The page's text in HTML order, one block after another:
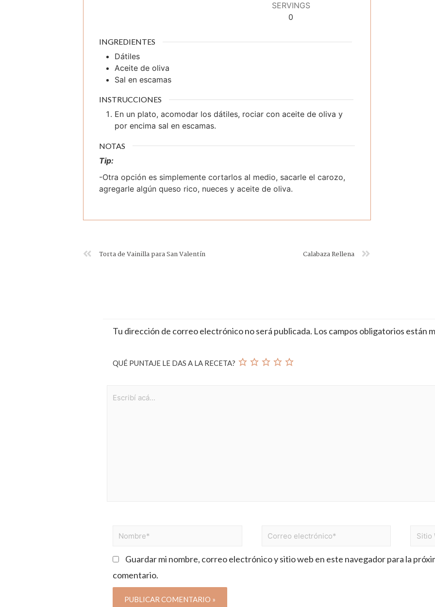
SERVINGS
0
INGREDIENTES
Dátiles
Aceite de oliva
Sal en escamas
INSTRUCCIONES
En un plato, acomodar los dátiles, rociar con aceite de oliva y
por encima sal en escamas.
NOTAS
Tip:
-Otra opción es simplemente cortarlos al medio, sacarle el carozo,
agregarle algún queso rico, nueces y aceite de oliva.
Torta de Vainilla para San Valentín Calabaza Rellena
Tu dirección de correo electrónico no será publicada. Los campos obligatorios están
QUÉ PUNTAJE LE DAS A LA RECETA?
Guardar mi nombre, correo electrónico y sitio web en este navegador para la
comentario.